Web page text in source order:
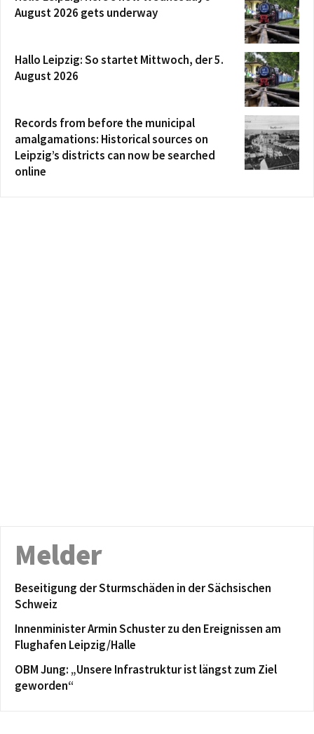
August 2026 gets underway
Hallo Leipzig: So startet Mittwoch, der 5.
August 2026
Records from before the municipal
amalgamations: Historical sources on
Leipzig’s districts can now be searched
online
Melder
Beseitigung der Sturmschäden in der Sächsischen
Schweiz
Innenminister Armin Schuster zu den Ereignissen am
Flughafen Leipzig/Halle
OBM Jung: „Unsere Infrastruktur ist längst zum Ziel
geworden“